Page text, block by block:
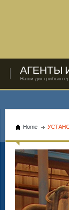
АГЕНТЫ
Наши
Home